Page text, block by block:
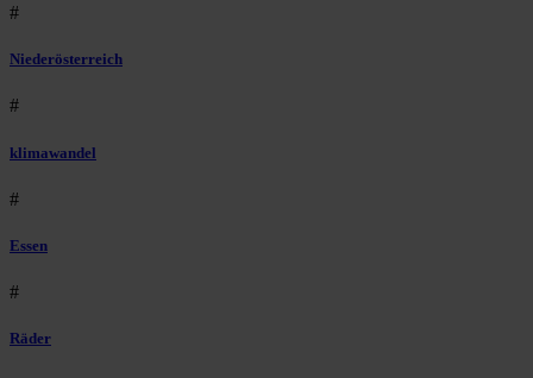
#
Niederösterreich
#
klimawandel
#
Essen
#
Räder